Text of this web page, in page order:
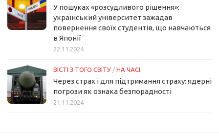
У пошуках «розсудливого рішення»:
український університет зажадав
повернення своїх студентів, що навчаються
в Японії
22.11.2024
ВІСТІ З ТОГО СВІТУ / НА ЧАСІ
Через страх і для підтримання страху: ядерні
погрози як ознака безпорадності
21.11.2024